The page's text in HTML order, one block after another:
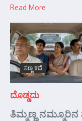
Read More
ಸಣ್ಣ ಕಥೆ
ದೊಡ್ಡದು
ತಿಮ್ಮಣ್ಣ ನಮ್ಮೂರಿನ